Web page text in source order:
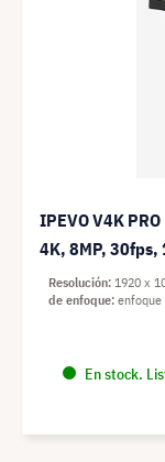
IPEVO V4K
4K, 8MP, 30fps,
En stock.
Resolución 1920 x
de enfoque enfoque